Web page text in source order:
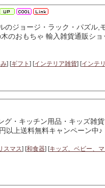
のジョージ・ラック・パズル
のおもちゃ 輸入雑貨通販シ
] [ギフト ] [インテリア雑貨] [インテ
・キッチン用品・キッズ雑
以上送料無料キャンペーン中♪
スマス] [和食器] [キッズ、ベビー、